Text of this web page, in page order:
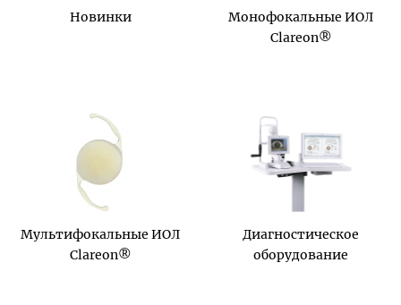
Новинки
Монофокальные ИОЛ
Clareon®
Мультифокальные ИОЛ
Clareon®
Диагностическое
оборудование